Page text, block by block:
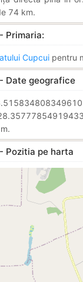
74 km.
Primaria:
Cupcui pentru
Date geografice
Pozitia pe harta